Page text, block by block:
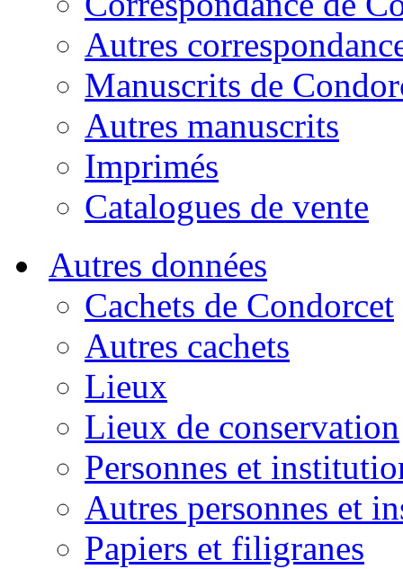
Autres
Manuscrits de
Autres manuscrits
Imprimés
Catalogues de vente
Autres données
Cachets de Condorcet
Autres cachets
Lieux
Lieux de conservation
Personnes et
Autres personnes et
Papiers et filigranes